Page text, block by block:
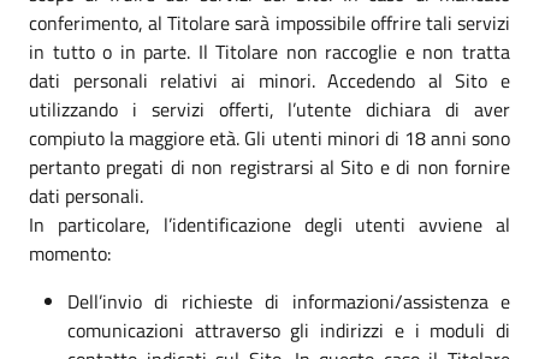
conferimento, al Titolare sarà impossibile offrire tali servizi
in tutto o in parte. Il Titolare non raccoglie e non tratta
dati personali relativi ai minori. Accedendo al Sito e
utilizzando i servizi offerti, l’utente dichiara di aver
compiuto la maggiore età. Gli utenti minori di 18 anni sono
pertanto pregati di non registrarsi al Sito e di non fornire
dati personali.
In particolare, l’identificazione degli utenti avviene al
momento:
Dell’invio di richieste di informazioni/assistenza e
comunicazioni attraverso gli indirizzi e i moduli di